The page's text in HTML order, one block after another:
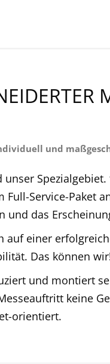
und
Full-Service-Paket
und das
auf einer
Das können
und montiert
keine
orientiert.